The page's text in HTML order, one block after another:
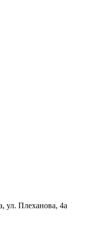
ул. Плеханова, 4а